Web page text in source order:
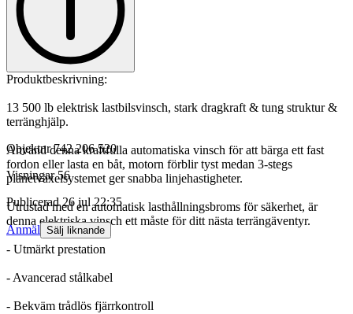
Produktbeskrivning:
13 500 lb elektrisk lastbilsvinsch, stark dragkraft & tung struktur &
terränghjälp.
Använd denna kraftfulla automatiska vinsch för att bärga ett fast
fordon eller lasta en båt, motorn förblir tyst medan 3-stegs
planetväxelsystemet ger snabba linjehastigheter.
Utrustad med en automatisk lasthållningsbroms för säkerhet, är
denna elektriska vinsch ett måste för ditt nästa terrängäventyr.
- Utmärkt prestation
- Avancerad stålkabel
- Bekväm trådlös fjärrkontroll
Objektnr 742 206 520
Visningar 56
Publicerad 26 jul 22:35
Anmäl Sälj liknande